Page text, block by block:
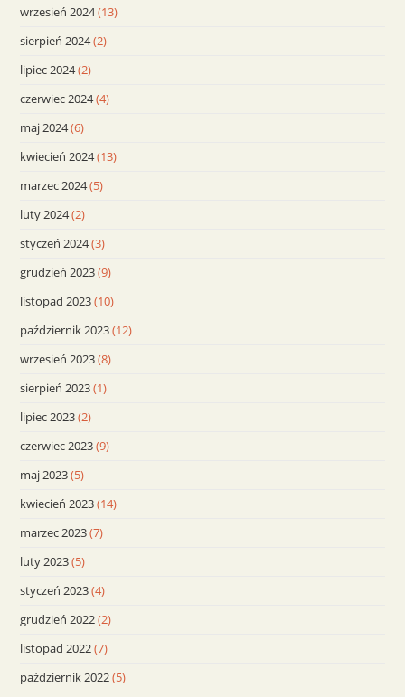
wrzesień 2024(13)
sierpień 2024(2)
lipiec 2024(2)
czerwiec 2024(4)
maj 2024(6)
kwiecień 2024(13)
marzec 2024(5)
luty 2024(2)
styczeń 2024(3)
grudzień 2023(9)
listopad 2023(10)
październik 2023(12)
wrzesień 2023(8)
sierpień 2023(1)
lipiec 2023(2)
czerwiec 2023(9)
maj 2023(5)
kwiecień 2023(14)
marzec 2023(7)
luty 2023(5)
styczeń 2023(4)
grudzień 2022(2)
listopad 2022(7)
październik 2022(5)